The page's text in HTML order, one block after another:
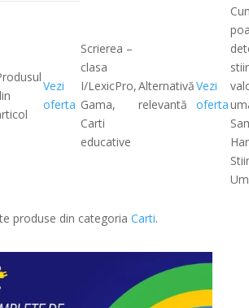
Vezi
oferta
Scrierea –
clasa
I/LexicPro,
Gama,
Carti
educative
Alternativă
relevantă
Vezi
oferta
produse din categoria Carti.